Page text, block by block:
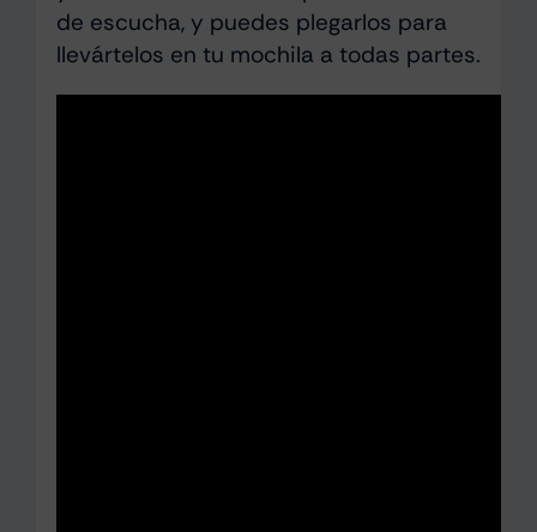
de escucha, y puedes plegarlos para
llevártelos en tu mochila a todas partes.